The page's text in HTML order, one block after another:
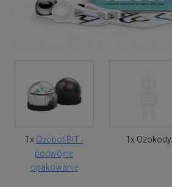
1x Ozobot BIT -
podwójne
opakowanie
1x Ozokody